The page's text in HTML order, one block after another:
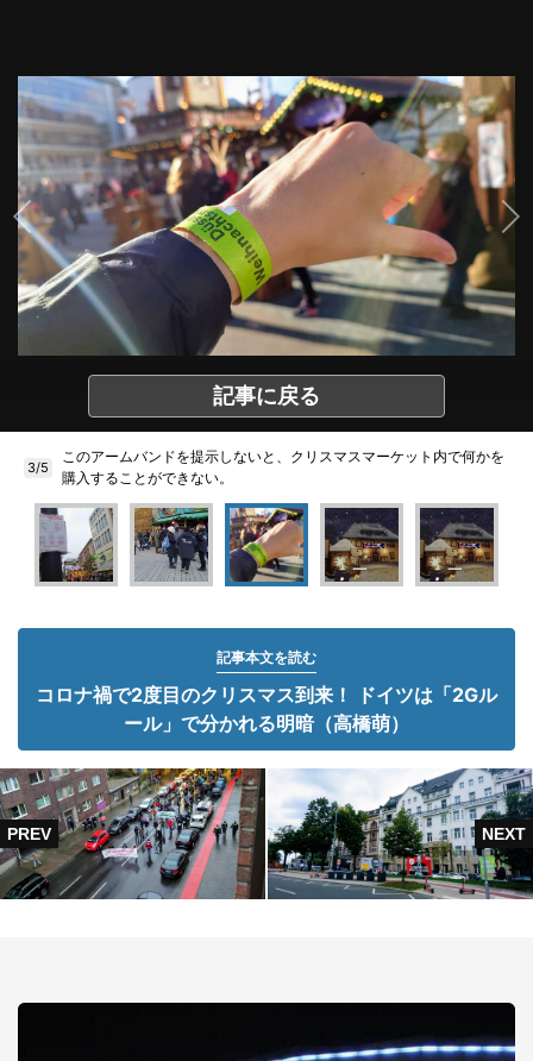
記事に戻る
3/5
このアームバンドを提示しないと、クリスマスマーケット内で何かを
購入することができない。
記事本文を読む
コロナ禍で2度目のクリスマス到来！ ドイツは「2Gル
ール」で分かれる明暗（高橋萌）